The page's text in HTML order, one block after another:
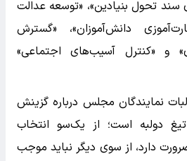
سند تحول بنیادین»، «توسعه عدالت
دانش‌آموزان»، «گسترش
و «کنترل آسیب‌های اجتماعی»
نمایندگان مجلس درباره گزینش
دولبه است؛ از یک‌سو انتخاب
دارد، از سوی دیگر نباید موجب